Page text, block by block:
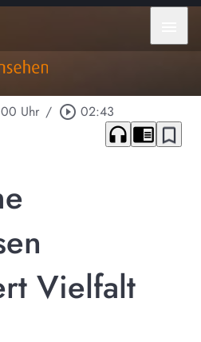
Uhr / play_circle_outline 02:43
headphones chrome_reader_mode bookmark_border
Vielfalt